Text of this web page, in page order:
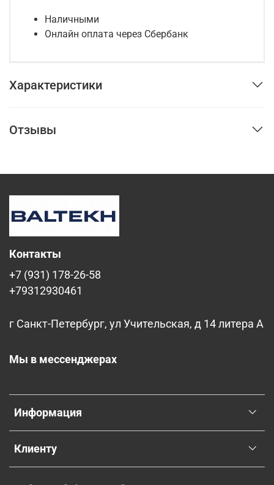
Наличными
Онлайн оплата через Сбербанк
Характеристики
Отзывы
Информация
Клиенту
Контакты
+7 (931) 178-26-58
+79312930461
г Санкт-Петербург, ул Учительская, д 14 литера А
Мы в мессенджерах